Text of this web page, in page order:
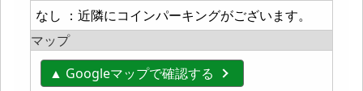
なし ：近隣にコインパーキングがございます。
マップ
▲ Googleマップで確認する